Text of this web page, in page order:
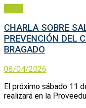
CHARLA SOBRE
PREVENCIÓN DEL
BRAGADO
08/04/2026
El próximo sábado 11
realizará en la